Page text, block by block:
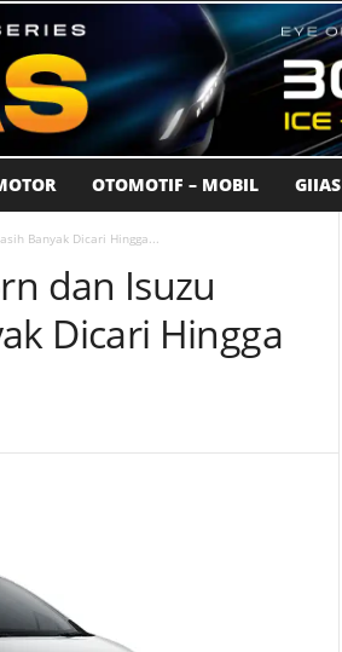
OTOMOTIF – MOBIL GIIAS
Banyak Dicari Hingga...
dan Isuzu
Dicari Hingga